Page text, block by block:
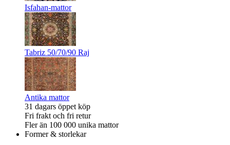
Isfahan-mattor
Tabriz 50/70/90 Raj
Antika mattor
31 dagars öppet köp
Fri frakt och fri retur
Fler än 100 000 unika mattor
Former & storlekar